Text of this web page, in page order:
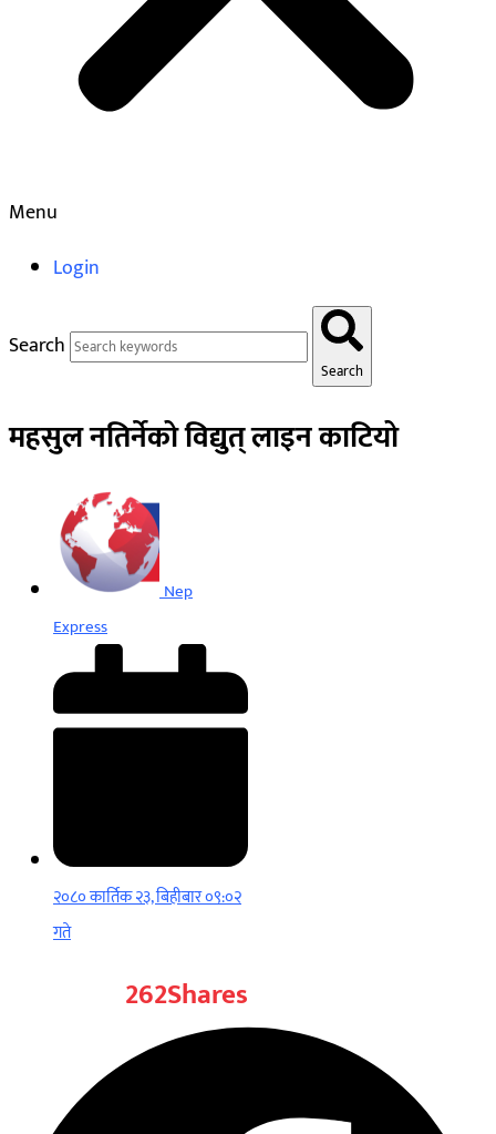
Menu
Login
Search
Search
महसुल नतिर्नेको विद्युत् लाइन काटियो
Nep
Express
२०८० कार्तिक २३, बिहीबार ०९:०२
गते
Shares
262